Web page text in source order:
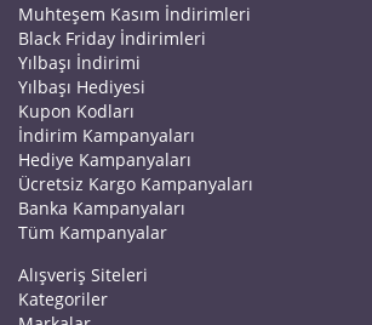
Muhteşem Kasım İndirimleri
Black Friday İndirimleri
Yılbaşı İndirimi
Yılbaşı Hediyesi
Kupon Kodları
İndirim Kampanyaları
Hediye Kampanyaları
Ücretsiz Kargo Kampanyaları
Banka Kampanyaları
Tüm Kampanyalar
Alışveriş Siteleri
Kategoriler